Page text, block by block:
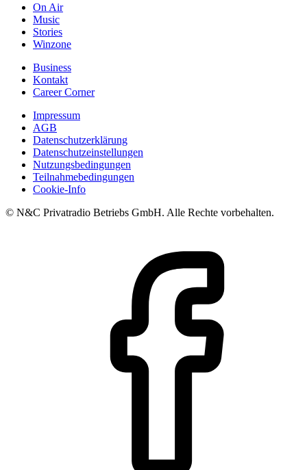
On Air
Music
Stories
Winzone
Business
Kontakt
Career Corner
Impressum
AGB
Datenschutzerklärung
Datenschutzeinstellungen
Nutzungsbedingungen
Teilnahmebedingungen
Cookie-Info
© N&C Privatradio Betriebs GmbH. Alle Rechte vorbehalten.